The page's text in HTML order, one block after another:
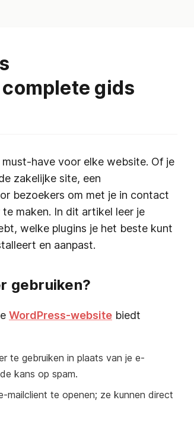
gids
must-have voor elke website. Of je
zakelijke site, een
bezoekers om met je in contact
maken. In dit artikel leer je
welke plugins je het beste kunt
en aanpast.
gebruiken?
WordPress-website biedt
te gebruiken in plaats van je e-
kans op spam.
mailclient te openen; ze kunnen direct